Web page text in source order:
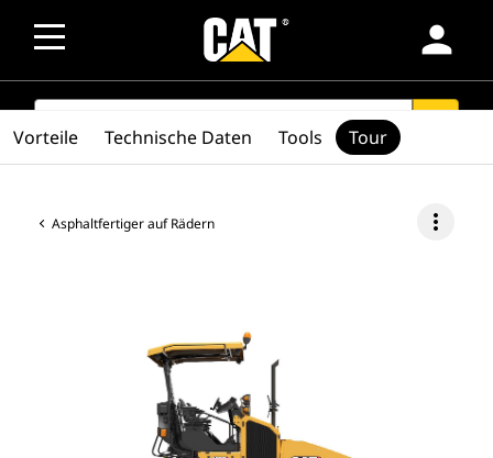
person
SEARCH
Asphaltfertiger auf Rädern more_vert
Vorteile Technische Daten Tools Tour